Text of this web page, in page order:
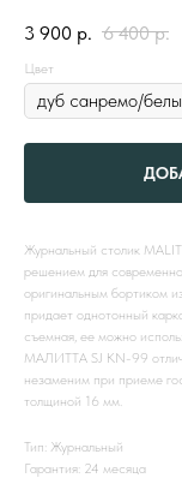
3 900 р. 6 400 р.
Цвет
Журнальный столик
решением для
оригинальным бортиком
придает однотонный
съемная, ее можно
МАЛИТТА SJ KN-99
незаменим при приеме
толщиной 16 мм.
Тип: Журнальный
Гарантия: 24 месяца